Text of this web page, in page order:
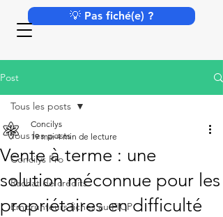
💡 Pas fiché(e) ?
Post
Tous les posts
Concilys Pro
Rachat de crédits
Emprunteurs fichés au FICP
Tous les posts
Vente à terme : une
solution méconnue pour les
propriétaires en difficulté
Concilys
19 mai 4 min de lecture